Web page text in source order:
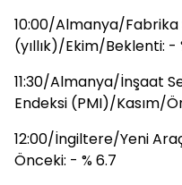
10:00/Almanya/Fabrika
(yıllık)/Ekim/Beklenti: -
11:30/Almanya/İnşaat
Endeksi (PMI)/Kasım/
12:00/İngiltere/Yeni
Önceki: - % 6.7